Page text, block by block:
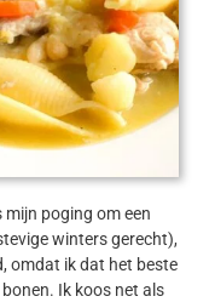
mijn poging om een
winters gerecht),
omdat ik dat het beste
Ik koos net als